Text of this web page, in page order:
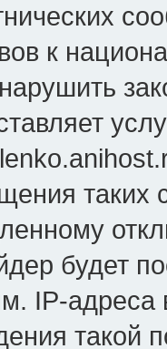
к
таких
будет
IP-адреса
такой